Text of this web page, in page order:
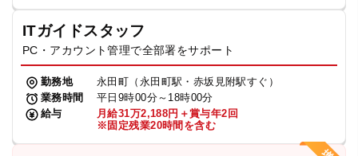
ITガイドスタッフ
PC・アカウント管理で全部署をサポート
勤務地
永田町（永田町駅・赤坂見附駅すぐ）
業務時間
平日9時00分～18時00分
給与
月給31万2,188円＋賞与年2回
※固定残業20時間を含む